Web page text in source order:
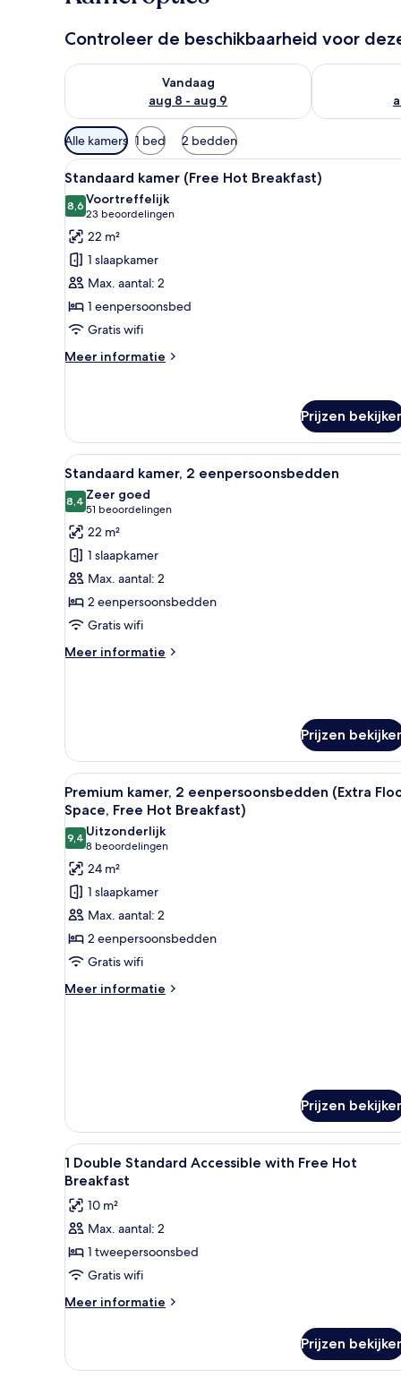
Controleer de beschikbaarheid voor
Vandaag
aug 8 - aug 9
De beschikbaarheid controleren voor vanavond aug
De
Beschikbare
filters
voor
kamers
Alle kamers 1 bed 2 bedden
Alle
foto's
voor
Standaard
kamer
(Free
Hot
Breakfast)
laden
Een hotelkamer met een
6
Standaard kamer (Free Hot Breakfast)
8,68,6 van 10
Voortreffelijk
23 beoordelingen
(23
beoordelingen)
22 m²
1 slaapkamer
Max. aantal: 2
1 eenpersoonsbed
Gratis wifi
Meer informatie
Meer
(Free
Hot
Breakfast)
Prijzen
Alle
foto's
voor
Standaard
kamer,
2
eenpersoonsbedden
laden
Een hotelkamer met twee
6
Standaard kamer, 2 eenpersoonsbedden
8,48,4 van 10
Zeer goed
51 beoordelingen
(51
beoordelingen)
22 m²
1 slaapkamer
Max. aantal: 2
2 eenpersoonsbedden
Gratis wifi
Meer informatie
Meer
eenpersoonsbedden
Prijzen
Alle
foto's
voor
Premium
kamer,
2
eenpersoonsbedden
(Extra
Floor
Space,
Free
Een hotelkamer met twee
7
Premium kamer, 2 eenpersoonsbedden (Extra
Space, Free Hot Breakfast)
9,49,4 van 10
Uitzonderlijk
8 beoordelingen
(8
beoordelingen)
24 m²
1 slaapkamer
Max. aantal: 2
2 eenpersoonsbedden
Gratis wifi
Meer informatie
Meer
Space,
Free
Hot
Breakfast)
Prijzen
Alle
foto's
voor
1
Double
Standard
Accessible
with
Breakfast
Hypoallergeen beddengoed,
8
1 Double Standard Accessible with Free Hot
Breakfast
10 m²
Max. aantal: 2
1 tweepersoonsbed
Gratis wifi
Meer informatie
Meer
Double
Prijzen